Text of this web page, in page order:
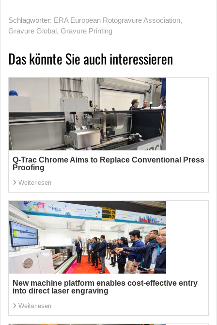
Schlagwörter: ERA European Rotogravure Association,
Gravure Global, Gravure Printing
Das könnte Sie auch interessieren
Q-Trac Chrome Aims to Replace Conventional Press
Proofing
Weiterlesen
New machine platform enables cost-effective entry
into direct laser engraving
Weiterlesen